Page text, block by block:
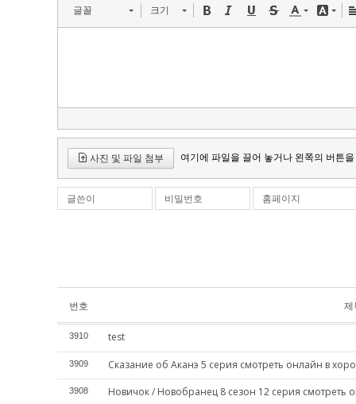
글꼴 크기
사진 및 파일 첨부 여기에 파일을 끌어 놓거나 왼쪽의 버튼
글쓴이 비밀번호 홈페이지
번호 제
3910 test
3909 Сказание об Аканэ 5 серия смотреть онлайн в
3908 Новичок / Новобранец 8 сезон 12 серия смотреть